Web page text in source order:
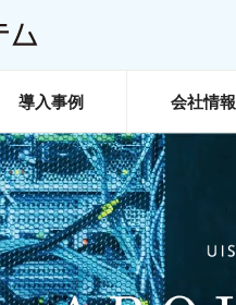
導入事例 会社情報